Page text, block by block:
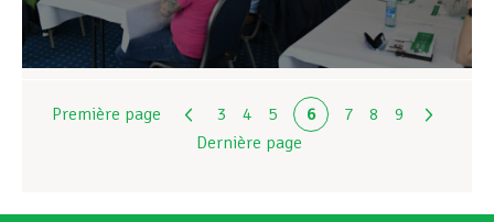
Première page 3 4 5 6 7 8
9
Dernière page